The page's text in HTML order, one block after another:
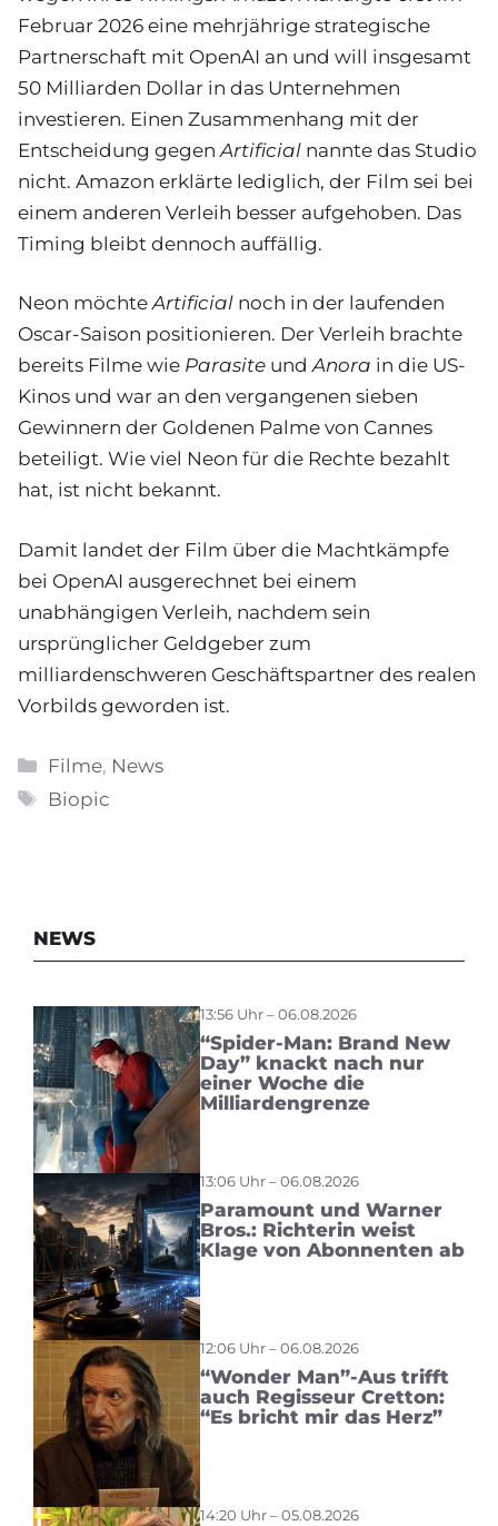
Februar 2026 eine mehrjährige strategische
Partnerschaft mit OpenAI an und will insgesamt
50 Milliarden Dollar in das Unternehmen
investieren. Einen Zusammenhang mit der
Entscheidung gegen Artificial nannte das Studio
nicht. Amazon erklärte lediglich, der Film sei bei
einem anderen Verleih besser aufgehoben. Das
Timing bleibt dennoch auffällig.
Neon möchteArtificial noch in der laufenden
Oscar-Saison positionieren. Der Verleih brachte
bereits Filme wie Parasite undAnora in die US-
Kinos und war an den vergangenen sieben
Gewinnern der Goldenen Palme von Cannes
beteiligt. Wie viel Neon für die Rechte bezahlt
hat, ist nicht bekannt.
Damit landet der Film über die Machtkämpfe
bei OpenAI ausgerechnet bei einem
unabhängigen Verleih, nachdem sein
ursprünglicher Geldgeber zum
milliardenschweren Geschäftspartner des realen
Vorbilds geworden ist.
Kategorien
Filme, News
Schlagwörter
Biopic
NEWS
13:56 Uhr – 06.08.2026
“Spider-Man: Brand New
Day” knackt nach nur
einer Woche die
Milliardengrenze
13:06 Uhr – 06.08.2026
Paramount und Warner
Bros.: Richterin weist
Klage von Abonnenten ab
12:06 Uhr – 06.08.2026
“Wonder Man”-Aus trifft
auch Regisseur Cretton:
“Es bricht mir das Herz”
14:20 Uhr – 05.08.2026